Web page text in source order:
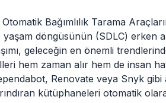
Bağımlılık Tarama
yaşam döngüsünün (SDLC) erken
geleceğin en önemli
hem zaman alır hem de insan
Renovate veya Snyk
kütüphaneleri otomatik